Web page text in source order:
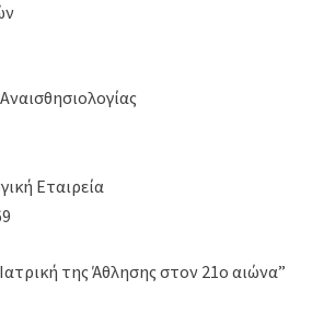
Εταιρεία
της Άθλησης στον 21ο αιώνα”